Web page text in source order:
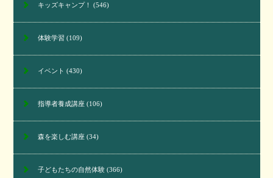
キッズキャンプ！ (546)
体験学習 (109)
イベント (430)
指導者養成講座(106)
森を楽しむ講座(34)
子どもたちの自然体験(366)